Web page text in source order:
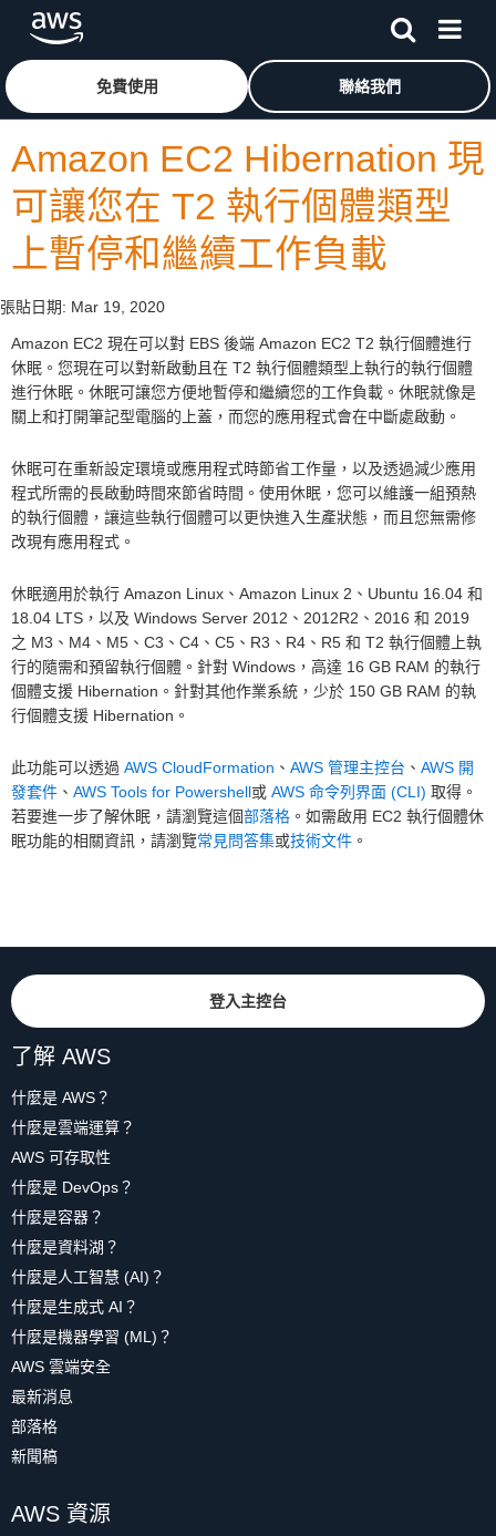
跳至主要內容按一下這裡可返回 Amazon Web Services 首頁
免費使用 聯絡我們
Amazon EC2 Hibernation 現
可讓您在 T2 執行個體類型
上暫停和繼續工作負載
張貼日期: Mar 19, 2020
Amazon EC2 現在可以對 EBS 後端 Amazon EC2 T2 執行個體進行
休眠。您現在可以對新啟動且在 T2 執行個體類型上執行的執行個體
進行休眠。休眠可讓您方便地暫停和繼續您的工作負載。休眠就像是
關上和打開筆記型電腦的上蓋，而您的應用程式會在中斷處啟動。
休眠可在重新設定環境或應用程式時節省工作量，以及透過減少應用
程式所需的長啟動時間來節省時間。使用休眠，您可以維護一組預熱
的執行個體，讓這些執行個體可以更快進入生產狀態，而且您無需修
改現有應用程式。
休眠適用於執行 Amazon Linux、Amazon Linux 2、Ubuntu 16.04 和
18.04 LTS，以及 Windows Server 2012、2012R2、2016 和 2019
之 M3、M4、M5、C3、C4、C5、R3、R4、R5 和 T2 執行個體上執
行的隨需和預留執行個體。針對 Windows，高達 16 GB RAM 的執行
個體支援 Hibernation。針對其他作業系統，少於 150 GB RAM 的執
行個體支援 Hibernation。
此功能可以透過 AWS CloudFormation 、 AWS 管理主控台 、 AWS 開
發套件 、 AWS Tools for Powershell或 AWS 命令列界面 (CLI) 取得。
若要進一步了解休眠，請瀏覽這個部落格 。如需啟用 EC2 執行個體休
眠功能的相關資訊，請瀏覽常見問答集或技術文件 。
登入主控台
了解 AWS
什麼是 AWS？
什麼是雲端運算？
AWS 可存取性
什麼是 DevOps？
什麼是容器？
什麼是資料湖？
什麼是人工智慧 (AI)？
什麼是生成式 AI？
什麼是機器學習 (ML)？
AWS 雲端安全
最新消息
部落格
新聞稿
AWS 資源